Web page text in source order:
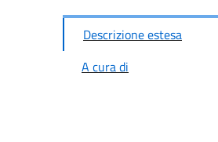
Descrizione estesa
A cura di